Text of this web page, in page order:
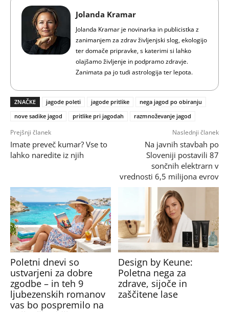
Jolanda Kramar
Jolanda Kramar je novinarka in publicistka z
zanimanjem za zdrav življenjski slog, ekologijo
ter domače pripravke, s katerimi si lahko
olajšamo življenje in podpramo zdravje.
Zanimata pa jo tudi astrologija ter lepota.
ZNAČKE jagode poleti jagode pritlike
nega jagod po obiranju
nove sadike jagod
pritlike pri jagodah razmnoževanje jagod
Prejšnji članek
Imate preveč kumar? Vse to
lahko naredite iz njih
Naslednji članek
Na javnih stavbah po
Sloveniji postavili 87
sončnih elektrarn v
vrednosti 6,5 milijona evrov
Poletni dnevi so
ustvarjeni za dobre
zgodbe – in teh 9
ljubezenskih romanov
vas bo pospremilo na
Design by Keune:
Poletna nega za
zdrave, sijoče in
zaščitene lase